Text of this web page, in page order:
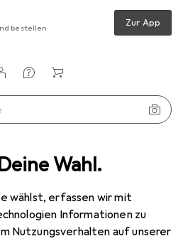
Wahl.
wählst, erfassen wir mit
Informationen zu
Nutzungsverhalten auf unserer
bestellen Zur App
Stealth Gear SGRC60
4 Bilder